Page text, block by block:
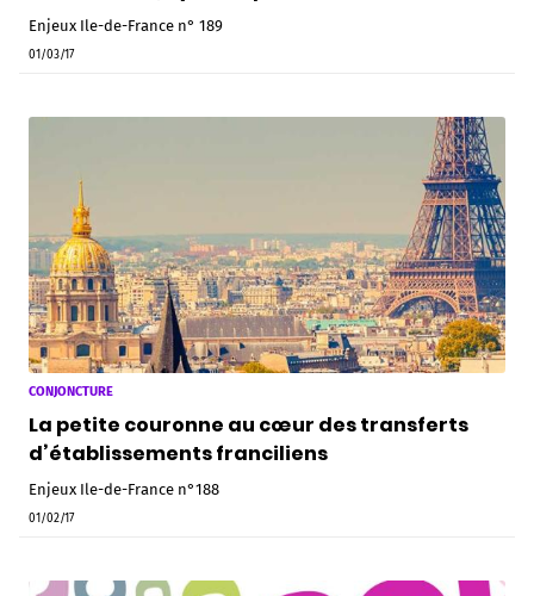
Enjeux Ile-de-France n° 189
01/03/17
CONJONCTURE
La petite couronne au cœur des transferts
d’établissements franciliens
Enjeux Ile-de-France n°188
01/02/17